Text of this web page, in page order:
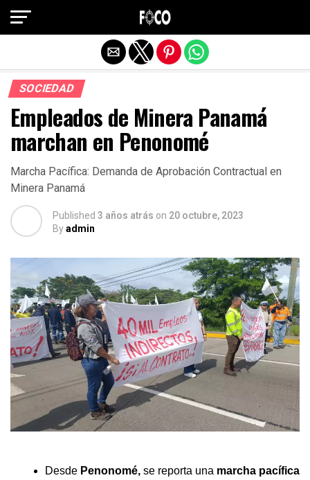
SOCIEDAD
Empleados de Minera Panamá
marchan en Penonomé
Marcha Pacífica: Demanda de Aprobación Contractual en
Minera Panamá
Published 3 años atrás on 20 octubre, 2023
Byadmin
Desde Penonomé, se reporta una marcha pacífica
Salir de la versión móvil